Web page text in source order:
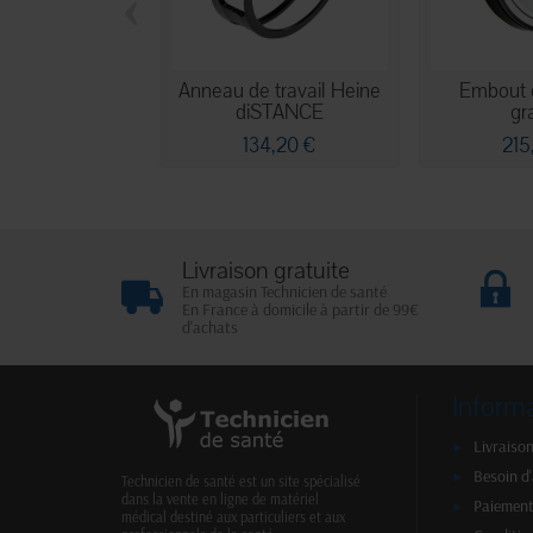
Anneau de travail Heine
diSTANCE
134,20 €
Embout
Livraison gratuite
En magasin Technicien de santé
En France à domicile à partir de 99€
d'achats
Technicien de santé est un site spécialisé
dans la vente en ligne de matériel
médical destiné aux particuliers et aux
Besoin